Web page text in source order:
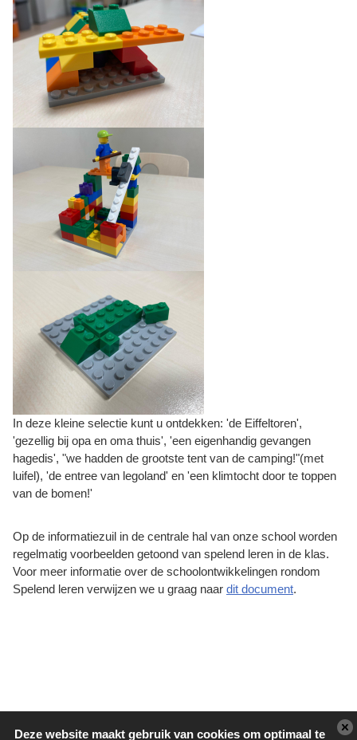
In deze kleine selectie kunt u ontdekken: 'de Eiffeltoren',
'gezellig bij opa en oma thuis', 'een eigenhandig gevangen
hagedis', "we hadden de grootste tent van de camping!"(met
luifel), 'de entree van legoland' en 'een klimtocht door te toppen
van de bomen!'
Op de informatiezuil in de centrale hal van onze school worden
regelmatig voorbeelden getoond van spelend leren in de klas.
Voor meer informatie over de schoolontwikkelingen rondom
Spelend leren verwijzen we u graag naar dit document.
Deze website maakt gebruik van cookies om optimaal te